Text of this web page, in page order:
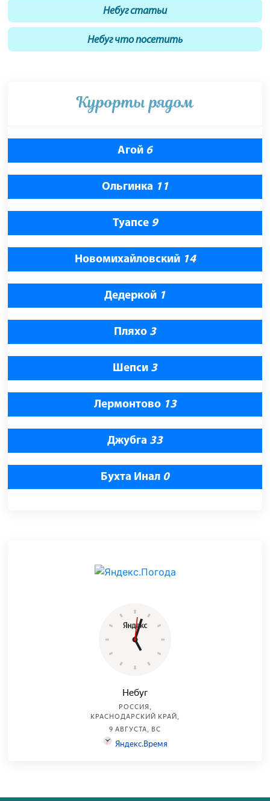
Небуг статьи
Небуг что посетить
Курорты рядом
Агой 6
Ольгинка 11
Туапсе 9
Новомихайловский 14
Дедеркой 1
Пляхо 3
Шепси 3
Лермонтово 13
Джубга 33
Бухта Инал 0